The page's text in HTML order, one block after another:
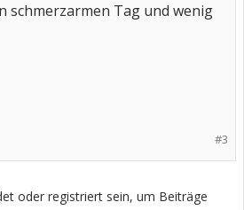
schmerzarmen Tag und wenig
#3
oder registriert sein, um Beiträge